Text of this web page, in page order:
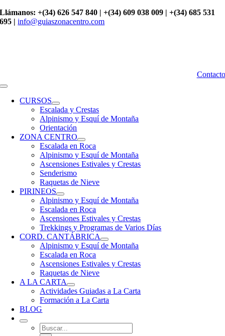
Saltar
al
Llámanos: +(34) 626 547 840 | +(34) 609 038 009 | +(34) 685 531
695 | info@guiaszonacentro.com
Contacto
Toggle
NavigationCURSOS
Escalada y Crestas
Alpinismo y Esquí de Montaña
Orientación
ZONA CENTRO
Escalada en Roca
Alpinismo y Esquí de Montaña
Ascensiones Estivales y Crestas
Senderismo
Raquetas de Nieve
PIRINEOS
Alpinismo y Esquí de Montaña
Escalada en Roca
Ascensiones Estivales y Crestas
Trekkings y Programas de Varios Días
CORD. CANTÁBRICA
Alpinismo y Esquí de Montaña
Escalada en Roca
Ascensiones Estivales y Crestas
Raquetas de Nieve
A LA CARTA
Actividades Guiadas a La Carta
Formación a La Carta
BLOG
Buscar: